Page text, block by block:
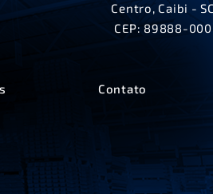
Centro, Caibi - SC
CEP: 89888-000
Contato